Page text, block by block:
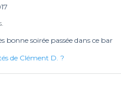
bonne soirée passée dans ce bar
de Clément D. ?